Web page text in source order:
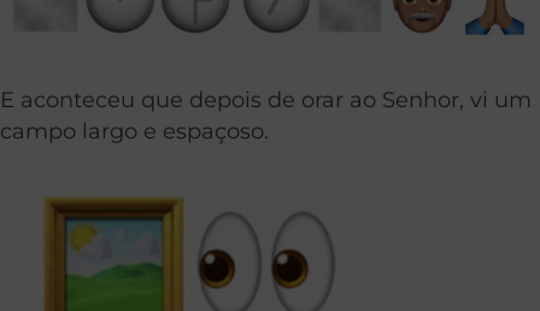
E aconteceu que depois de orar ao Senhor, vi um
campo largo e espaçoso.